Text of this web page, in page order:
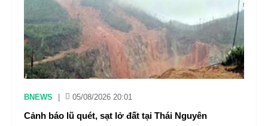
BNEWS 05/08/2026 20:01
Cảnh báo lũ quét, sạt lở đất tại Thái Nguyên ​